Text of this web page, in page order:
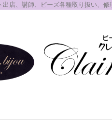
出店、講師、ビーズ各種取り扱い、